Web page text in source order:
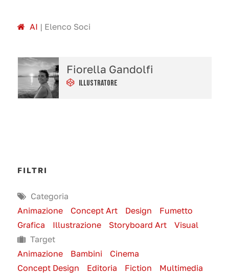
AI | Elenco Soci
Fiorella Gandolfi
Illustratore
FILTRI
Categoria
Animazione
Concept Art Design
Fumetto
Grafica
Illustrazione Storyboard Art
Visual
Target
Animazione
Bambini
Cinema
Concept Design
Editoria Fiction
Multimedia